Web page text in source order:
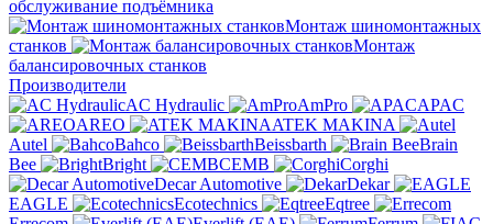
обслуживание подъёмника
Монтаж шиномонтажных
станков
Монтаж
балансировочных станков
Производители
AC Hydraulic
AmPro
APAC
AREO
ATEK MAKINA
Autel
Bahco Beissbarth
Brain
Bee
Bright CEMB
Corghi
Decar Automotive
Dekar
EAGLE
Ecotechnics
Eqtree